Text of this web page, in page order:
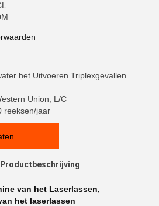
het Uitvoeren Triplexgevallen
Union, L/C
reeksen/jaar
Productbeschrijving
van het Laserlassen,
het laserlassen